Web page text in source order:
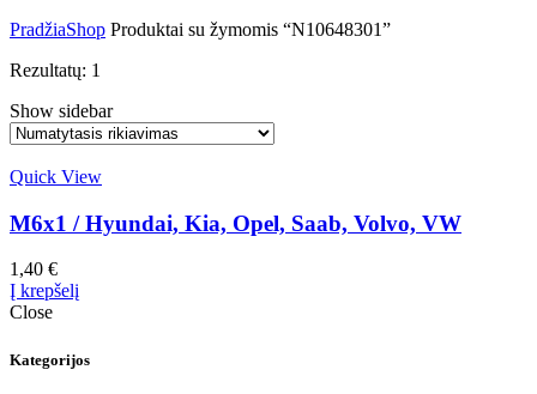
PradžiaShop Produktai su žymomis “N10648301”
Rezultatų: 1
Show sidebar
Quick View
M6x1 / Hyundai, Kia, Opel, Saab, Volvo, VW
1,40 €
Į krepšelį
Close
Kategorijos